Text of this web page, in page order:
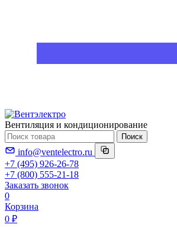
Вентиляция и кондиционирование
Поиск
info@ventelectro.ru
+7 (495) 926-26-78
+7 (800) 555-21-18
Заказать звонок
0
Корзина
0 ₽